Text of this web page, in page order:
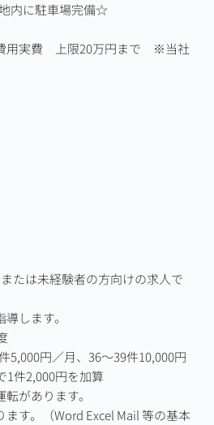
内に駐車場完備☆
用実費　上限20万円まで　※当社
たは未経験者の方向けの求人で
します。
5,000円／月、36～39件10,000円
1件2,000円を加算
があります。
す。（Word Excel Mail 等の基本